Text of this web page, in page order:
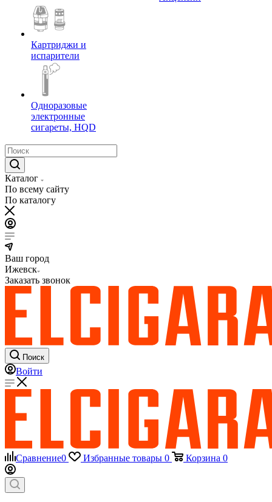
Картриджи и
испарители
Одноразовые
электронные
сигареты, HQD
Каталог
По всему сайту
По каталогу
Ваш город
Ижевск
Заказать звонок
Поиск
Войти
Сравнение0 Избранные товары 0 Корзина 0